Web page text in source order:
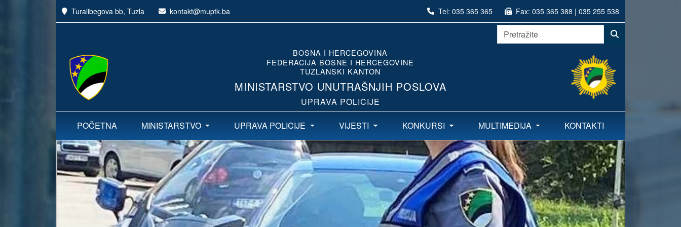
Turalibegova bb, Tuzla kontakt@muptk.ba Tel: 035 365 365 Fax: 035 365 388 | 035 255 538
BOSNA I HERCEGOVINA
FEDERACIJA BOSNE I HERCEGOVINE
TUZLANSKI KANTON
MINISTARSTVO UNUTRAŠNJIH POSLOVA
UPRAVA POLICIJE
POČETNA MINISTARSTVO UPRAVA POLICIJE VIJESTI KONKURSI MULTIMEDIJA KONTAKTI